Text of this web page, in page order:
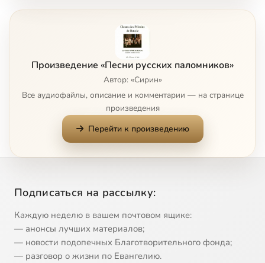
Днесь Христос в Вифлееме рождается
Велие и преславное чудо 1:33
Нова радость настала
13 Царь Ирод : Избиение младенцев 0:59
15 Какая радость
16 Слава буди в вышних Богу 2:19
Произведение «Песни русских паломников»
Автор: «Сирин»
Все аудиофайлы, описание и комментарии — на странице
произведения
Перейти к произведению
Подписаться на рассылку:
Каждую неделю в вашем почтовом ящике:
— анонсы лучших материалов;
— новости подопечных Благотворительного фонда;
— разговор о жизни по Евангелию.